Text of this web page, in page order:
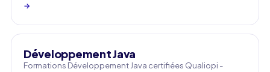
→
Développement Java
Formations Développement Java certifiées Qualiopi -